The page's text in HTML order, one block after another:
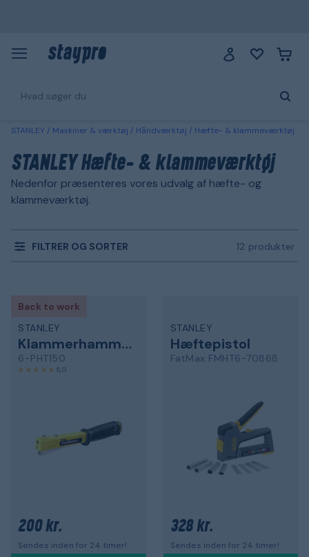
STANLEY Maskiner & værktøj Håndværktøj Hæfte- & klammeværktøj
STANLEY Hæfte- & klammeværktøj
Nedenfor præsenteres vores udvalg af hæfte- og
klammeværktøj.
FILTRER OG SORTER 12 produkter
Back to work
STANLEY
Klammerhammer
6-PHT150
5,0
200 kr.
Sendes inden for 24 timer!
STANLEY
Hæftepistol
FatMax FMHT6-70868
328 kr.
Sendes inden for 24 timer!